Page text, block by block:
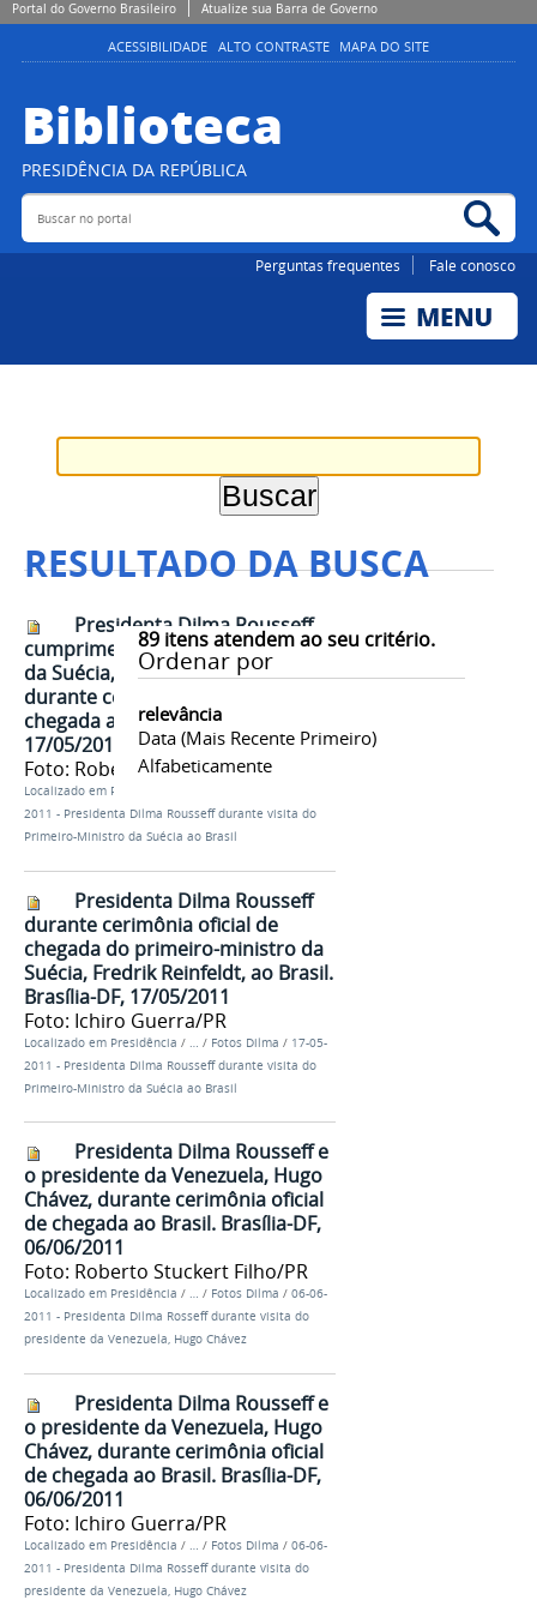
Portal do Governo Brasileiro Atualize sua Barra de Governo
ACESSIBILIDADE ALTO CONTRASTE MAPA DO SITE
Biblioteca
PRESIDÊNCIA DA REPÚBLICA
Buscar no portal
Perguntas frequentes Fale conosco
RESULTADO DA BUSCA
89itens atendem ao seu critério.
Ordenar por
relevância
Data (mais Recente Primeiro)
Alfabeticamente
Presidenta Dilma Rousseff
cumprimenta o primeiro-ministro
da Suécia, Fredrik Reinfeldt,
durante cerimônia oficial de
chegada ao Brasil. Brasília-DF,
17/05/2011
Foto: Roberto Stuckert Filho/PR
Localizado em Presidência
2011 - Presidenta Dilma Rousseff durante visita do
Primeiro-Ministro da Suécia ao Brasil
Presidenta Dilma Rousseff
durante cerimônia oficial de
chegada do primeiro-ministro da
Suécia, Fredrik Reinfeldt, ao Brasil.
Brasília-DF, 17/05/2011
Foto: Ichiro Guerra/PR
Localizado em Presidência / / Fotos Dilma / 17-05-
2011 - Presidenta Dilma Rousseff durante visita do
Primeiro-Ministro da Suécia ao Brasil
Presidenta Dilma Rousseff e
o presidente da Venezuela, Hugo
Chávez, durante cerimônia oficial
de chegada ao Brasil. Brasília-DF,
06/06/2011
Foto: Roberto Stuckert Filho/PR
Localizado em Presidência / … / Fotos Dilma / 06-06-
2011 - Presidenta Dilma Rosseff durante visita do
presidente da Venezuela, Hugo Chávez
Presidenta Dilma Rousseff e
o presidente da Venezuela, Hugo
Chávez, durante cerimônia oficial
de chegada ao Brasil. Brasília-DF,
06/06/2011
Foto: Ichiro Guerra/PR
Localizado em Presidência / … / Fotos Dilma / 06-06-
2011 - Presidenta Dilma Rosseff durante visita do
presidente da Venezuela, Hugo Chávez